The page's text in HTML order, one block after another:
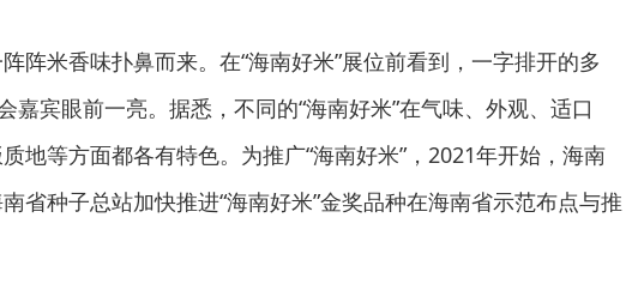
阵米香味扑鼻而来。在“海南好米”展位前看到，一字排开的多
嘉宾眼前一亮。据悉，不同的“海南好米”在气味、外观、适口
地等方面都各有特色。为推广“海南好米”，2021年开始，海南
省种子总站加快推进“海南好米”金奖品种在海南省示范布点与推